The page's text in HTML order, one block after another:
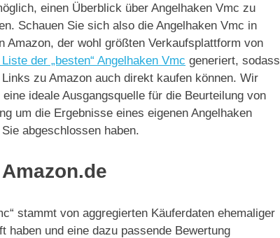
einen Überblick über Angelhaken Vmc zu
Schauen Sie sich also die Angelhaken Vmc in
der wohl größten Verkaufsplattform von
der „besten“ Angelhaken Vmc generiert, sodass
zu Amazon auch direkt kaufen können. Wir
ideale Ausgangsquelle für die Beurteilung von
um die Ergebnisse eines eigenen Angelhaken
abgeschlossen haben.
stammt von aggregierten Käuferdaten ehemaliger
haben und eine dazu passende Bewertung